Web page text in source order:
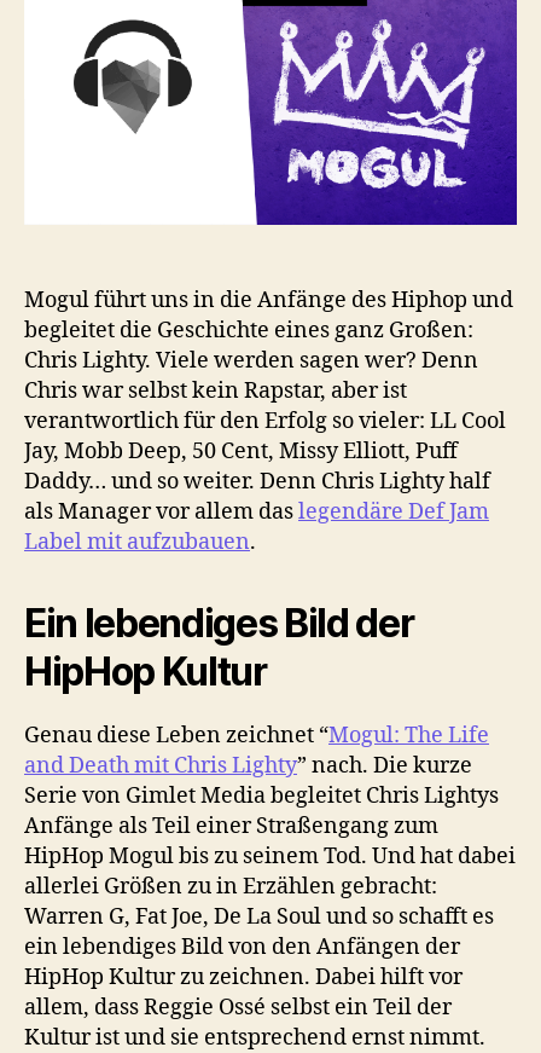
Tot
eines
Hiphop
Executives
Mogul führt uns in die Anfänge des Hiphop und
begleitet die Geschichte eines ganz Großen:
Chris Lighty. Viele werden sagen wer? Denn
Chris war selbst kein Rapstar, aber ist
verantwortlich für den Erfolg so vieler: LL Cool
Jay, Mobb Deep, 50 Cent, Missy Elliott, Puff
Daddy… und so weiter. Denn Chris Lighty half
als Manager vor allem daslegendäre Def Jam
Label mit aufzubauen.
Ein lebendiges Bild der
HipHop Kultur
Genau diese Leben zeichnet “Mogul: The Life
and Death mit Chris Lighty” nach. Die kurze
Serie von Gimlet Media begleitet Chris Lightys
Anfänge als Teil einer Straßengang zum
HipHop Mogul bis zu seinem Tod. Und hat dabei
allerlei Größen zu in Erzählen gebracht:
Warren G, Fat Joe, De La Soul und so schafft es
ein lebendiges Bild von den Anfängen der
HipHop Kultur zu zeichnen. Dabei hilft vor
allem, dass Reggie Ossé selbst ein Teil der
Kultur ist und sie entsprechend ernst nimmt.